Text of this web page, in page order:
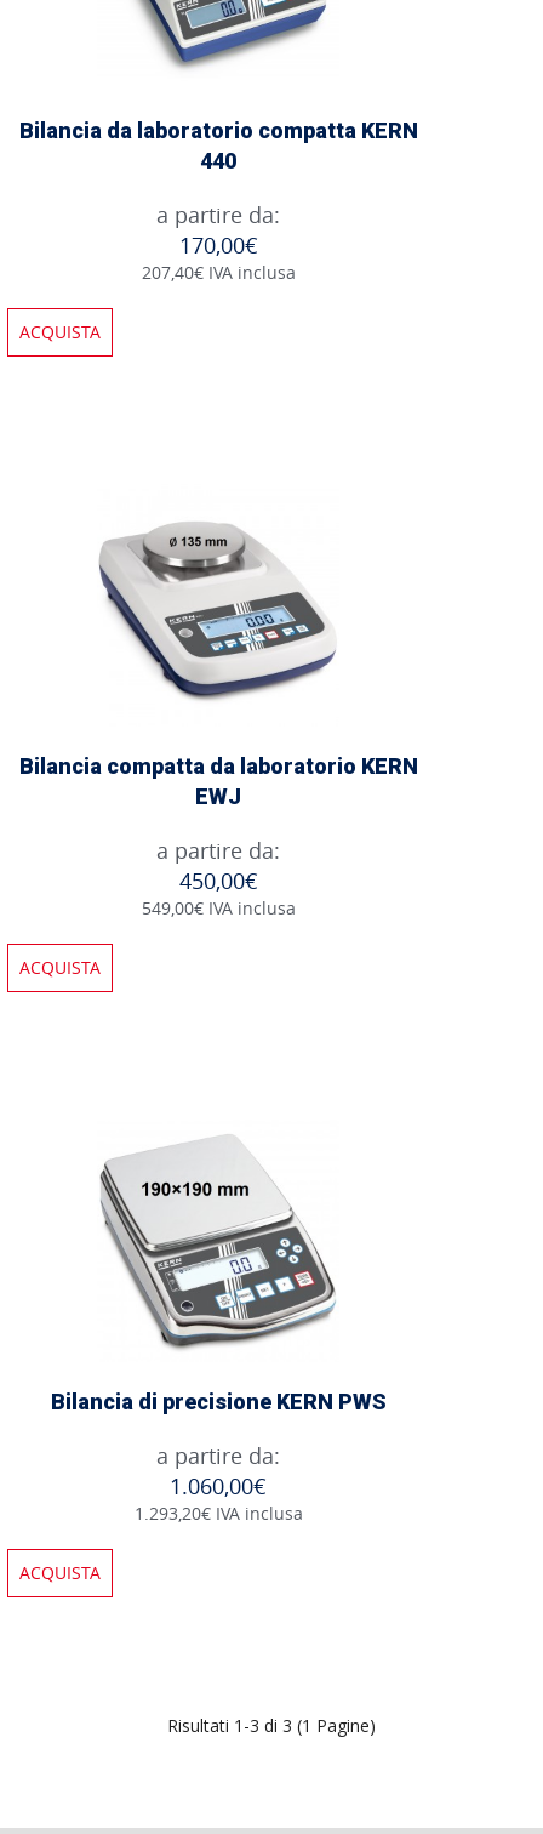
Bilancia da laboratorio compatta KERN
440
a partire da:
170,00€
207,40€ IVA inclusa
ACQUISTA
Bilancia compatta da laboratorio KERN
EWJ
a partire da:
450,00€
549,00€ IVA inclusa
ACQUISTA
Bilancia di precisione KERN PWS
a partire da:
1.060,00€
1.293,20€ IVA inclusa
ACQUISTA
Risultati 1-3 di 3 (1 Pagine)